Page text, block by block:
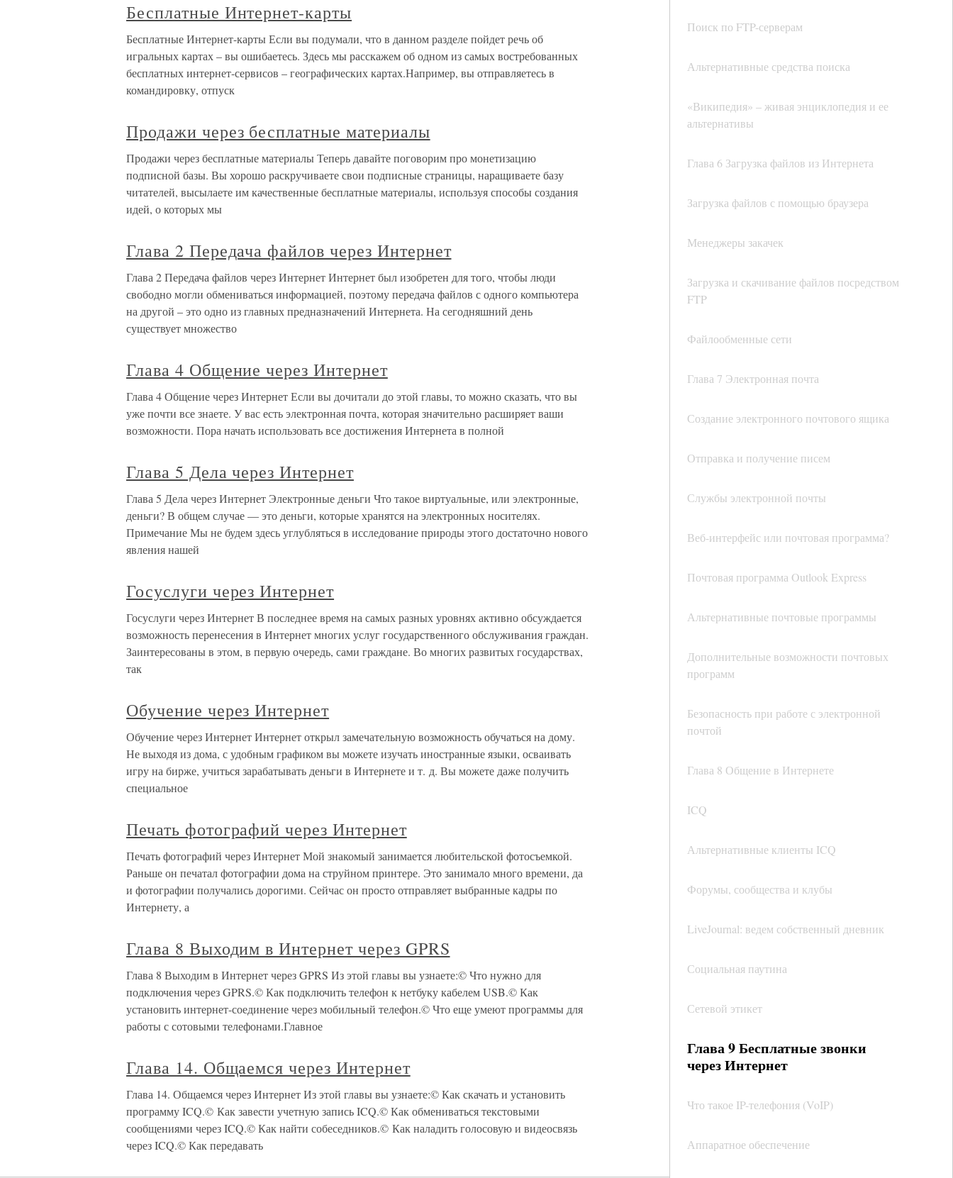
Поиск по FTP-серверам
Альтернативные средства поиска
«Википедия» – живая энциклопедия и ее
альтернативы
Глава 6 Загрузка файлов из Интернета
Загрузка файлов с помощью браузера
Менеджеры закачек
Загрузка и скачивание файлов посредством
FTP
Файлообменные сети
Глава 7 Электронная почта
Создание электронного почтового ящика
Отправка и получение писем
Службы электронной почты
Веб-интерфейс или почтовая программа?
Почтовая программа Outlook Express
Альтернативные почтовые программы
Дополнительные возможности почтовых
программ
Безопасность при работе с электронной
почтой
Глава 8 Общение в Интернете
ICQ
Альтернативные клиенты ICQ
Форумы, сообщества и клубы
LiveJournal: ведем собственный дневник
Социальная паутина
Сетевой этикет
Глава 9 Бесплатные звонки
через Интернет
Что такое IP-телефония (VoIP)
Аппаратное обеспечение
Бесплатные Интернет-карты
Бесплатные Интернет-карты Если вы подумали, что в данном разделе пойдет речь об
игральных картах – вы ошибаетесь. Здесь мы расскажем об одном из самых востребованных
бесплатных интернет-сервисов – географических картах.Например, вы отправляетесь в
командировку, отпуск
Продажи через бесплатные материалы
Продажи через бесплатные материалы Теперь давайте поговорим про монетизацию
подписной базы. Вы хорошо раскручиваете свои подписные страницы, наращиваете базу
читателей, высылаете им качественные бесплатные материалы, используя способы создания
идей, о которых мы
Глава 2 Передача файлов через Интернет
Глава 2 Передача файлов через Интернет Интернет был изобретен для того, чтобы люди
свободно могли обмениваться информацией, поэтому передача файлов с одного компьютера
на другой – это одно из главных предназначений Интернета. На сегодняшний день
существует множество
Глава 4 Общение через Интернет
Глава 4 Общение через Интернет Если вы дочитали до этой главы, то можно сказать, что вы
уже почти все знаете. У вас есть электронная почта, которая значительно расширяет ваши
возможности. Пора начать использовать все достижения Интернета в полной
Глава 5 Дела через Интернет
Глава 5 Дела через Интернет Электронные деньги Что такое виртуальные, или электронные,
деньги? В общем случае — это деньги, которые хранятся на электронных носителях.
Примечание Мы не будем здесь углубляться в исследование природы этого достаточно нового
явления нашей
Госуслуги через Интернет
Госуслуги через Интернет В последнее время на самых разных уровнях активно обсуждается
возможность перенесения в Интернет многих услуг государственного обслуживания граждан.
Заинтересованы в этом, в первую очередь, сами граждане. Во многих развитых государствах,
так
Обучение через Интернет
Обучение через Интернет Интернет открыл замечательную возможность обучаться на дому.
Не выходя из дома, с удобным графиком вы можете изучать иностранные языки, осваивать
игру на бирже, учиться зарабатывать деньги в Интернете и т. д. Вы можете даже получить
специальное
Печать фотографий через Интернет
Печать фотографий через Интернет Мой знакомый занимается любительской фотосъемкой.
Раньше он печатал фотографии дома на струйном принтере. Это занимало много времени, да
и фотографии получались дорогими. Сейчас он просто отправляет выбранные кадры по
Интернету, а
Глава 8 Выходим в Интернет через GPRS
Глава 8 Выходим в Интернет через GPRS Из этой главы вы узнаете:© Что нужно для
подключения через GPRS.© Как подключить телефон к нетбуку кабелем USB.© Как
установить интернет-соединение через мобильный телефон.© Что еще умеют программы для
работы с сотовыми телефонами.Главное
Глава 14. Общаемся через Интернет
Глава 14. Общаемся через Интернет Из этой главы вы узнаете:© Как скачать и установить
программу ICQ.© Как завести учетную запись ICQ.© Как обмениваться текстовыми
сообщениями через ICQ.© Как найти собеседников.© Как наладить голосовую и видеосвязь
через ICQ.© Как передавать